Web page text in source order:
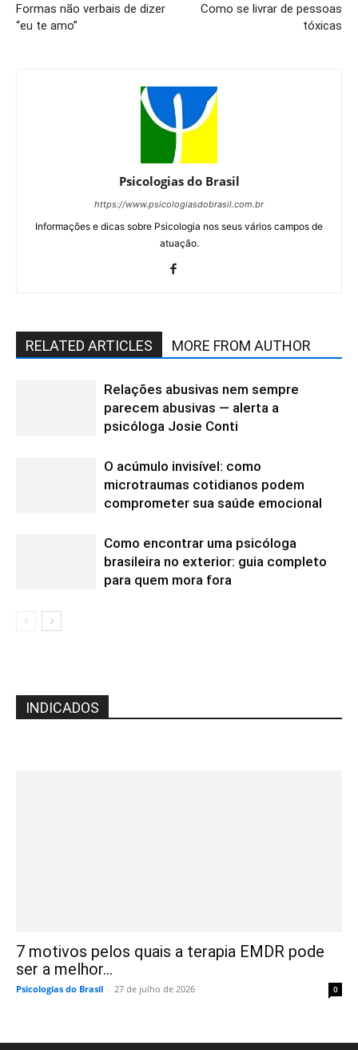
Formas não verbais de dizer
“eu te amo”
Como se livrar de pessoas
tóxicas
Psicologias do Brasil
https://www.psicologiasdobrasil.com.br
Informações e dicas sobre Psicologia nos seus vários campos de
atuação.
RELATED ARTICLES MORE FROM AUTHOR
Relações abusivas nem sempre
parecem abusivas — alerta a
psicóloga Josie Conti
O acúmulo invisível: como
microtraumas cotidianos podem
comprometer sua saúde emocional
Como encontrar uma psicóloga
brasileira no exterior: guia completo
para quem mora fora
INDICADOS
7 motivos pelos quais a terapia EMDR pode
ser a melhor...
Psicologias do Brasil - 27 de julho de 2026 0